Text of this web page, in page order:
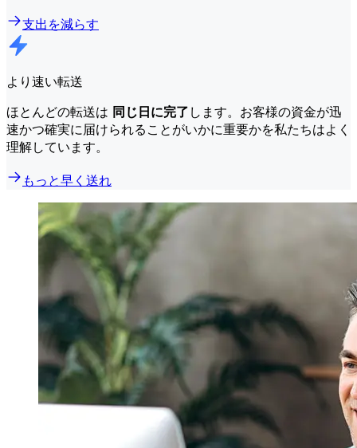
支出を減らす
より速い転送
ほとんどの転送は 同じ日に完了 します。お客様の資金が迅
速かつ確実に届けられることがいかに重要かを私たちはよく
理解しています。
もっと早く送れ